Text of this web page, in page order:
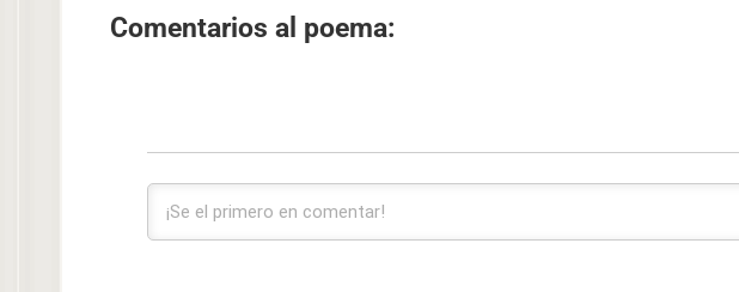
Comentarios al poema: